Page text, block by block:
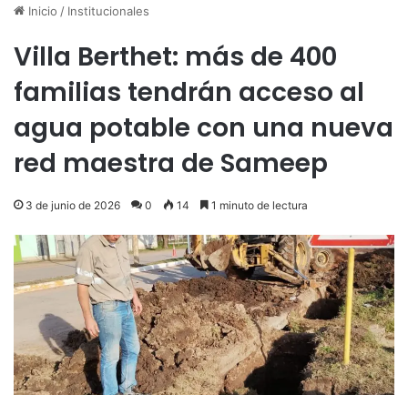
Inicio / Institucionales
Villa Berthet: más de 400
familias tendrán acceso al
agua potable con una nueva
red maestra de Sameep
3 de junio de 2026 0 14 1 minuto de lectura